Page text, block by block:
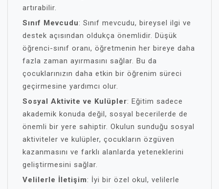
artırabilir.
Sınıf Mevcudu: Sınıf mevcudu, bireysel ilgi ve
destek açısından oldukça önemlidir. Düşük
öğrenci-sınıf oranı, öğretmenin her bireye daha
fazla zaman ayırmasını sağlar. Bu da
çocuklarınızın daha etkin bir öğrenim süreci
geçirmesine yardımcı olur.
Sosyal Aktivite ve Kulüpler: Eğitim sadece
akademik konuda değil, sosyal becerilerde de
önemli bir yere sahiptir. Okulun sunduğu sosyal
aktiviteler ve kulüpler, çocukların özgüven
kazanmasını ve farklı alanlarda yeteneklerini
geliştirmesini sağlar.
Velilerle İletişim: İyi bir özel okul, velilerle